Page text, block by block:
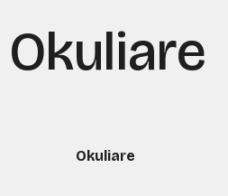
Okuliare
Okuliare